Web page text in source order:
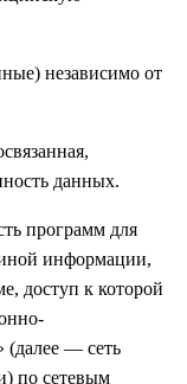
независимо от
данных.
программ для
информации,
доступ к которой
(далее — сеть
по сетевым